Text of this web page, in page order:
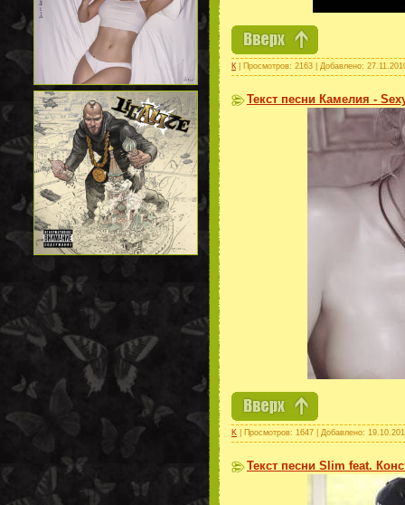
К | Просмотров: 2163 | Добавлено:
Текст песни Камелия -
K | Просмотров: 1647 | Добавлено:
Текст песни Slim feat.